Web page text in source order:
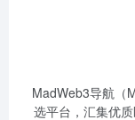
MadWeb3导航（
选平台，汇集优